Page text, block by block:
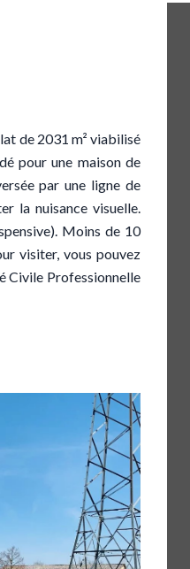
de 2031 m² viabilisé
pour une maison de
par une ligne de
la nuisance visuelle.
Moins de 10
visiter, vous pouvez
Civile Professionnelle